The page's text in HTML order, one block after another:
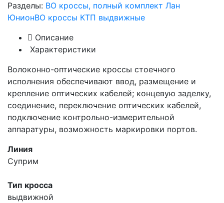
Разделы: ВО кроссы, полный комплект Лан
ЮнионВО кроссы КТП выдвижные
Описание
Характеристики
Волоконно-оптические кроссы стоечного
исполнения обеспечивают ввод, размещение и
крепление оптических кабелей; концевую заделку,
соединение, переключение оптических кабелей,
подключение контрольно-измерительной
аппаратуры, возможность маркировки портов.
Линия
Суприм
Тип кросса
выдвижной